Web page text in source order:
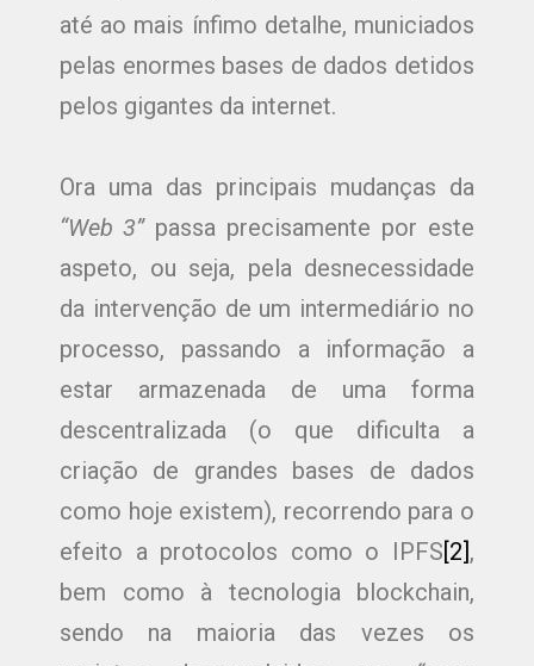
até ao mais ínfimo detalhe, municiados
pelas enormes bases de dados detidos
pelos gigantes da internet.
Ora uma das principais mudanças da
“Web 3”passa precisamente por este
aspeto, ou seja, pela desnecessidade
da intervenção de um intermediário no
processo, passando a informação a
estar armazenada de uma forma
descentralizada (o que dificulta a
criação de grandes bases de dados
como hoje existem), recorrendo para o
efeito a protocolos como o IPFS[2],
bem como à tecnologia blockchain,
sendo na maioria das vezes os